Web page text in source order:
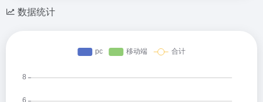
数据统计